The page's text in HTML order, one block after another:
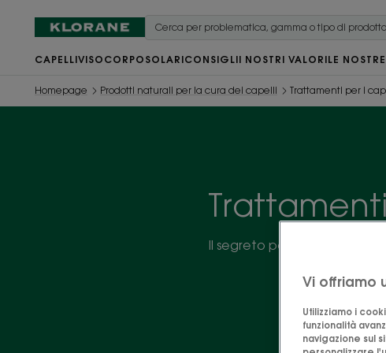
CAPELLIVISO CORPO SOLARICONSIGLII NOSTRI VALORILE
Homepage Prodotti naturali per la cura dei capelli Trattamenti per i
Il segreto per sublimare i
Vi offriamo
Utilizziamo i
funzionalità
navigazione sul